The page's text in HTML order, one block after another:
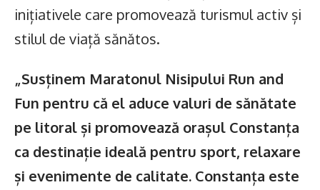
inițiativele care promovează turismul activ și
stilul de viață sănătos.
„Susținem Maratonul Nisipului Run and
Fun pentru că el aduce valuri de sănătate
pe litoral și promovează orașul Constanța
ca destinație ideală pentru sport, relaxare
și evenimente de calitate. Constanța este